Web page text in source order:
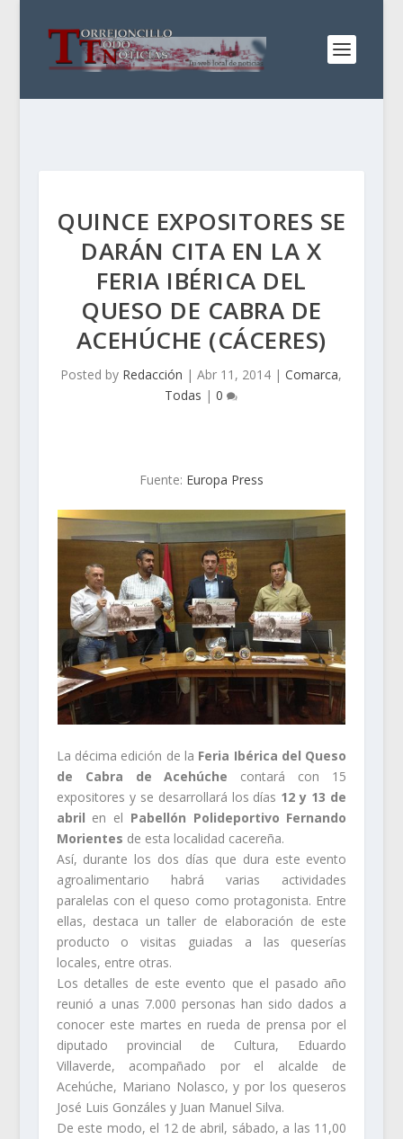
QUINCE EXPOSITORES SE
DARÁN CITA EN LA X
FERIA IBÉRICA DEL
QUESO DE CABRA DE
ACEHÚCHE (CÁCERES)
Posted by Redacción |Abr 11, 2014 |Comarca,
Todas |0
Fuente: Europa Press
La décima edición de la Feria Ibérica del Queso
de Cabra de Acehúche contará con 15
expositores y se desarrollará los días 12 y 13 de
abril en el Pabellón Polideportivo Fernando
Morientes de esta localidad cacereña.
Así, durante los dos días que dura este evento
agroalimentario habrá varias actividades
paralelas con el queso como protagonista. Entre
ellas, destaca un taller de elaboración de este
producto o visitas guiadas a las queserías
locales, entre otras.
Los detalles de este evento que el pasado año
reunió a unas 7.000 personas han sido dados a
conocer este martes en rueda de prensa por el
diputado provincial de Cultura, Eduardo
Villaverde, acompañado por el alcalde de
Acehúche, Mariano Nolasco, y por los queseros
José Luis Gonzáles y Juan Manuel Silva.
De este modo, el 12 de abril, sábado, a las 11,00